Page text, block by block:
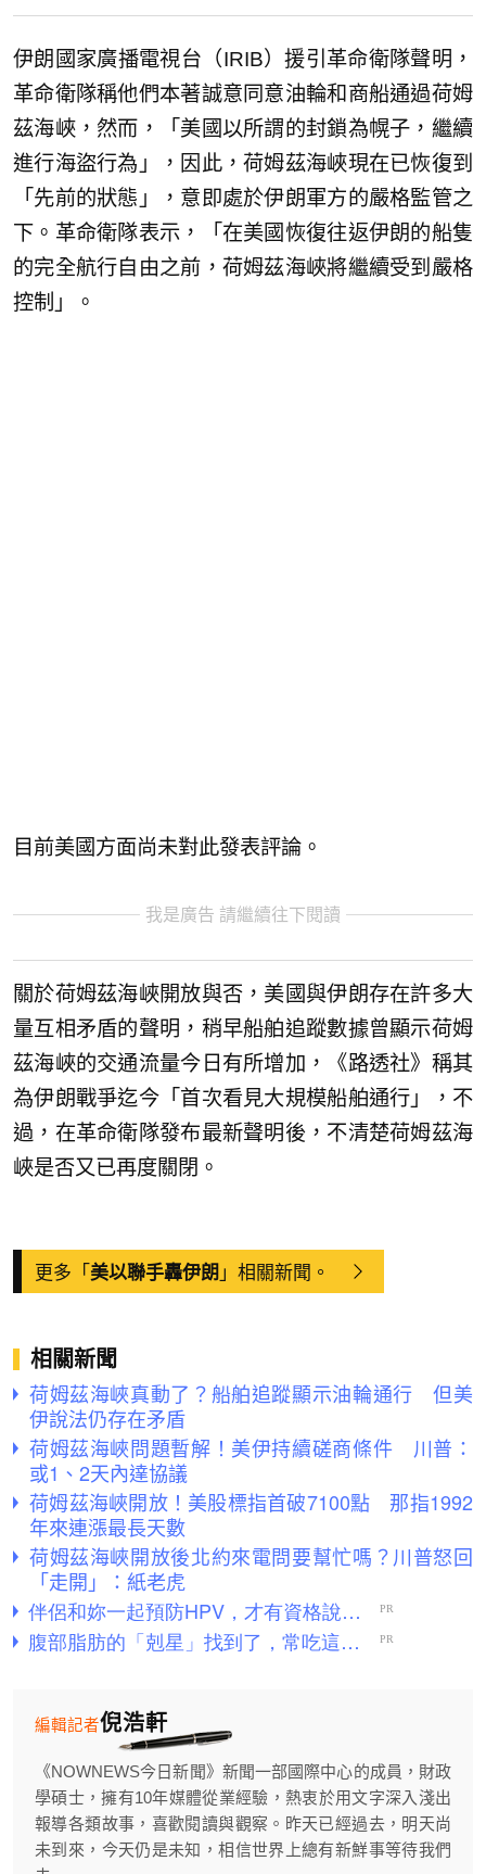
伊朗國家廣播電視台（IRIB）援引革命衛隊聲明，
革命衛隊稱他們本著誠意同意油輪和商船通過荷姆
茲海峽，然而，「美國以所謂的封鎖為幌子，繼續
進行海盜行為」，因此，荷姆茲海峽現在已恢復到
「先前的狀態」，意即處於伊朗軍方的嚴格監管之
下。革命衛隊表示，「在美國恢復往返伊朗的船隻
的完全航行自由之前，荷姆茲海峽將繼續受到嚴格
控制」。
目前美國方面尚未對此發表評論。
我是廣告 請繼續往下閱讀
關於荷姆茲海峽開放與否，美國與伊朗存在許多大
量互相矛盾的聲明，稍早船舶追蹤數據曾顯示荷姆
茲海峽的交通流量今日有所增加，《路透社》稱其
為伊朗戰爭迄今「首次看見大規模船舶通行」，不
過，在革命衛隊發布最新聲明後，不清楚荷姆茲海
峽是否又已再度關閉。
更多「美以聯手轟伊朗」相關新聞。
相關新聞
荷姆茲海峽真動了？船舶追蹤顯示油輪通行 但美
伊說法仍存在矛盾
荷姆茲海峽問題暫解！美伊持續磋商條件 川普：
或1、2天內達協議
荷姆茲海峽開放！美股標指首破7100點 那指1992
年來連漲最長天數
荷姆茲海峽開放後北約來電問要幫忙嗎？川普怒回
「走開」：紙老虎
倪浩軒
編輯記者
《NOWNEWS今日新聞》新聞一部國際中心的成員，財政
學碩士，擁有10年媒體從業經驗，熱衷於用文字深入淺出
報導各類故事，喜歡閱讀與觀察。昨天已經過去，明天尚
未到來，今天仍是未知，相信世界上總有新鮮事等待我們